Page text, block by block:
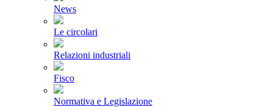
News
Le circolari
Relazioni industriali
Fisco
Normativa e Legislazione